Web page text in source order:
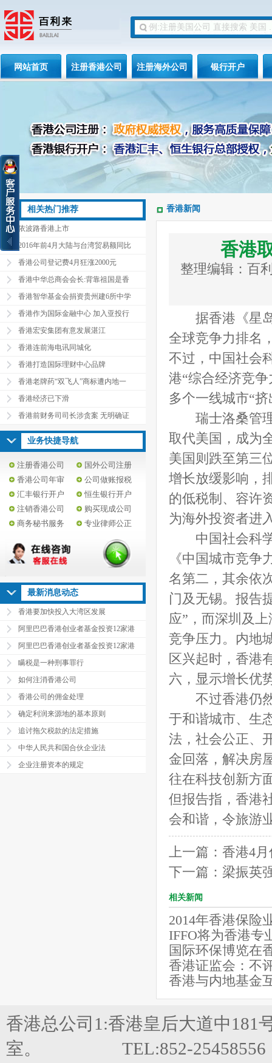
网站首页 注册香港公司 注册海外公司 银行开户
相关热门推荐
依波路香港上市
2016年前4月大陆与台湾贸易额同比
香港公司登记费4月狂涨2000元
香港中华总商会会长:背靠祖国是香
香港智华基金会捐资贵州建6所中学
香港作为国际金融中心 加入亚投行
香港宏安集团有意发展湛江
香港连前海电讯同城化
香港打造国际理财中心品牌
香港老牌药“双飞人”商标遭内地一
香港经济已下滑
香港前财务司司长涉贪案 无明确证
业务快捷导航
注册香港公司
国外公司注册
香港公司年审
公司做账报税
汇丰银行开户
恒生银行开户
注销香港公司
购买现成公司
商务秘书服务
专业律师公正
最新消息动态
香港要加快投入大湾区发展
阿里巴巴香港创业者基金投资12家港
阿里巴巴香港创业者基金投资12家港
瞒税是一种刑事罪行
如何注消香港公司
香港公司的佣金处理
确定利润来源地的基本原则
追讨拖欠税款的法定措施
中华人民共和国合伙企业法
企业注册资本的规定
香港新闻
香港
整理编辑：百
据香港《星岛
全球竞争力排名
不过，中国社会
港“综合经济竞
多个一线城市“
瑞士洛桑管理
取代美国，成为
美国则跌至第三
增长放缓影响，
的低税制、容许
为海外投资者进
中国社会科学
《中国城市竞
名第二，其余依
门及无锡。报告
应”，而深圳及
竞争压力。内地
区兴起时，香港
六，显示增长优
不过香港仍然
于和谐城市、生
法，社会公正、
金回落，解决房
往在科技创新方
但报告指，香港
会和谐，令旅游
上一篇： 香港4
下一篇： 梁振英
相关新闻
2014年香港保险
IFFO将为香港专
国际环保博览在
香港证监会：不
香港与内地基金
香港总公司1:香港皇后大道中181
室。 TEL:852-25458556